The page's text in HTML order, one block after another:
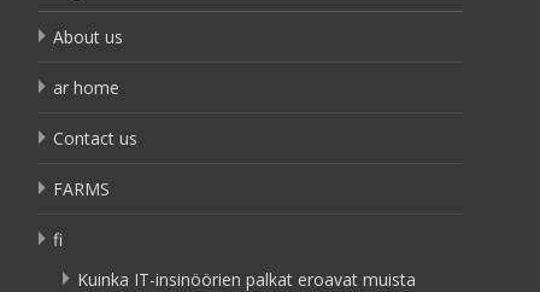
About us
ar home
Contact us
FARMS
fi
Kuinka IT-insinöörien palkat eroavat muista